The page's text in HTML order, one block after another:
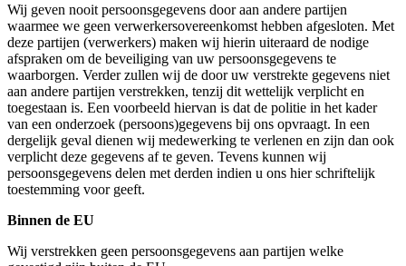
Wij geven nooit persoonsgegevens door aan andere partijen
waarmee we geen verwerkersovereenkomst hebben afgesloten. Met
deze partijen (verwerkers) maken wij hierin uiteraard de nodige
afspraken om de beveiliging van uw persoonsgegevens te
waarborgen. Verder zullen wij de door uw verstrekte gegevens niet
aan andere partijen verstrekken, tenzij dit wettelijk verplicht en
toegestaan is. Een voorbeeld hiervan is dat de politie in het kader
van een onderzoek (persoons)gegevens bij ons opvraagt. In een
dergelijk geval dienen wij medewerking te verlenen en zijn dan ook
verplicht deze gegevens af te geven. Tevens kunnen wij
persoonsgegevens delen met derden indien u ons hier schriftelijk
toestemming voor geeft.
Binnen de EU
Wij verstrekken geen persoonsgegevens aan partijen welke